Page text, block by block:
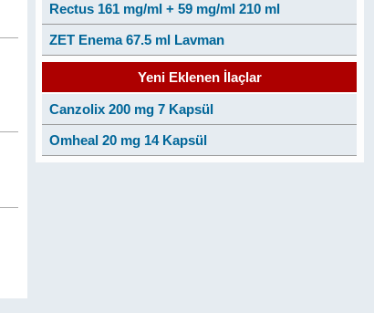
Rectus 161 mg/ml + 59 mg/ml 210 ml
ZET Enema 67.5 ml Lavman
Yeni Eklenen İlaçlar
Canzolix 200 mg 7 Kapsül
Omheal 20 mg 14 Kapsül